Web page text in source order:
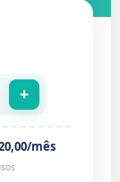
+
mês